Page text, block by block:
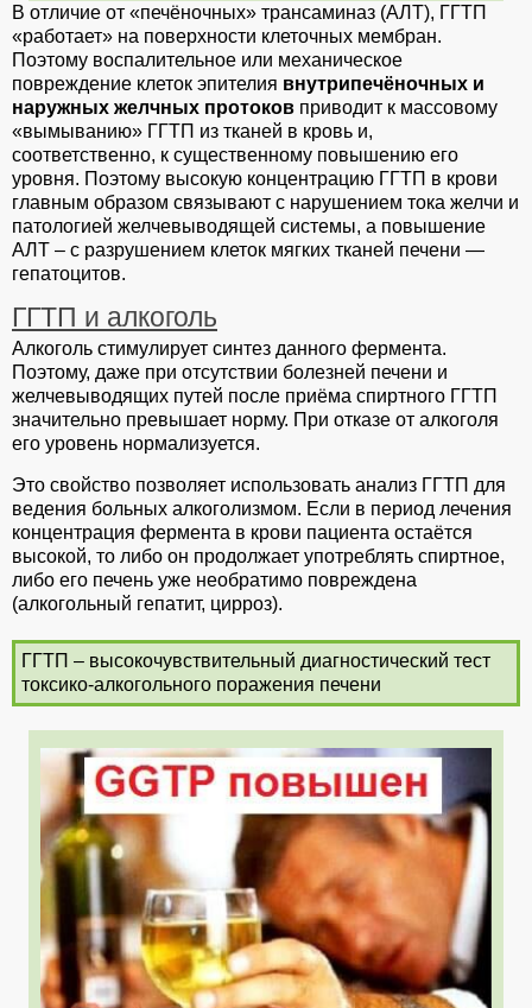
В отличие от «печёночных» трансаминаз (АЛТ), ГГТП
«работает» на поверхности клеточных мембран.
Поэтому воспалительное или механическое
повреждение клеток эпителия внутрипечёночных и
наружных желчных протоков приводит к массовому
«вымыванию» ГГТП из тканей в кровь и,
соответственно, к существенному повышению его
уровня. Поэтому высокую концентрацию ГГТП в крови
главным образом связывают с нарушением тока желчи и
патологией желчевыводящей системы, а повышение
АЛТ – с разрушением клеток мягких тканей печени —
гепатоцитов.
ГГТП и алкоголь
Алкоголь стимулирует синтез данного фермента.
Поэтому, даже при отсутствии болезней печени и
желчевыводящих путей после приёма спиртного ГГТП
значительно превышает норму. При отказе от алкоголя
его уровень нормализуется.
Это свойство позволяет использовать анализ ГГТП для
ведения больных алкоголизмом. Если в период лечения
концентрация фермента в крови пациента остаётся
высокой, то либо он продолжает употреблять спиртное,
либо его печень уже необратимо повреждена
(алкогольный гепатит, цирроз).
ГГТП – высокочувствительный диагностический тест
токсико-алкогольного поражения печени